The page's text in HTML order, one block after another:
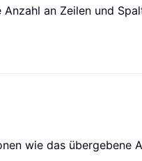
an Zeilen und
wie das übergebene